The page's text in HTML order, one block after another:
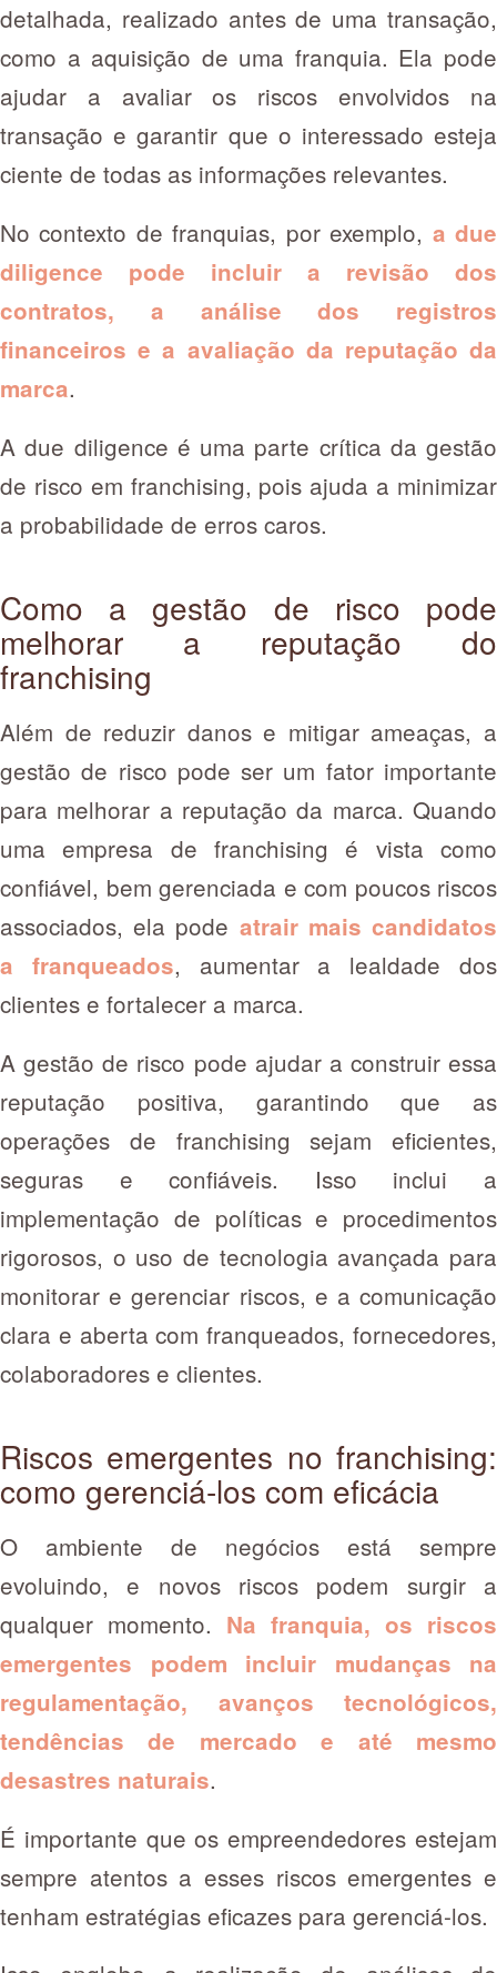
detalhada, realizado antes de uma transação,
como a aquisição de uma franquia. Ela pode
ajudar a avaliar os riscos envolvidos na
transação e garantir que o interessado esteja
ciente de todas as informações relevantes.
No contexto de franquias, por exemplo, a due
diligence pode incluir a revisão dos
contratos, a análise dos registros
financeiros e a avaliação da reputação da
marca.
A due diligence é uma parte crítica da gestão
de risco em franchising, pois ajuda a minimizar
a probabilidade de erros caros.
Como a gestão de risco pode
melhorar a reputação do
franchising
Além de reduzir danos e mitigar ameaças, a
gestão de risco pode ser um fator importante
para melhorar a reputação da marca. Quando
uma empresa de franchising é vista como
confiável, bem gerenciada e com poucos riscos
associados, ela pode atrair mais candidatos
a franqueados, aumentar a lealdade dos
clientes e fortalecer a marca.
A gestão de risco pode ajudar a construir essa
reputação positiva, garantindo que as
operações de franchising sejam eficientes,
seguras e confiáveis. Isso inclui a
implementação de políticas e procedimentos
rigorosos, o uso de tecnologia avançada para
monitorar e gerenciar riscos, e a comunicação
clara e aberta com franqueados, fornecedores,
colaboradores e clientes.
Riscos emergentes no franchising:
como gerenciá-los com eficácia
O ambiente de negócios está sempre
evoluindo, e novos riscos podem surgir a
qualquer momento. Na franquia, os riscos
emergentes podem incluir mudanças na
regulamentação, avanços tecnológicos,
tendências de mercado e até mesmo
desastres naturais.
É importante que os empreendedores estejam
sempre atentos a esses riscos emergentes e
tenham estratégias eficazes para gerenciá-los.